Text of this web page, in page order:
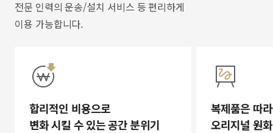
전문 인력의 운송/설치 서비스 등 편리하게
이용 가능합니다.
합리적인 비용으로
변화 시킬 수 있는 공간 분위기
복제품은 따
오리지널 원